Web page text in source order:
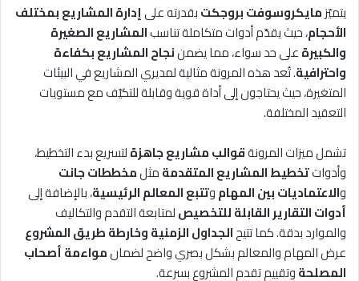
يتميّزمايكروسوفت بروجكتبقدرته علىإدارة المشاريع بمختلف
الأحجام، حيث يقدّم أدوات متكاملة تناسبالمشاريع الصغيرة
والكبيرةعلى حد سواء، مما يضمننجاح المشاريع بكفاءة
واحترافية. تُعد هذه المرونة مثالية لمديري المشاريع في البيئات
المتغيرة، حيث يحتاجون إلى أداة قوية وقابلة للتكيّف مع مستويات
التعقيد المختلفة.
تشمل ميزات المرونةقوالب مشاريع جاهزةلتسريع بدء التخطيط،
وأدواتتخطيط المشاريع المتقدمةمثلمخططات جانت
والاعتماديات بين المهاموتتبع المعالم الرئيسية، بالإضافة إلى
أدوات التقارير القابلة للتخصيصلمتابعة التقدم والتكاليف
والموارد بدقة. كما تتيحالجداول الزمنية وخارطة طريق المشروع
عرض المهام والمعالم بشكل بصري واضح لضمانمواءمة أصحاب
المصلحةوتقييم تقدم المشروع بسرعة.